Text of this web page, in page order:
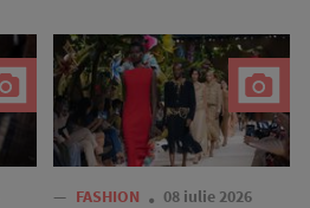
— FASHION 08 iulie 2026